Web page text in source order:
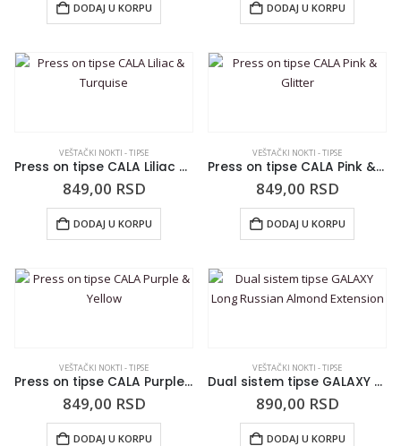
DODAJ U KORPU DODAJ U KORPU
VEŠTAČKI NOKTI - TIPSE
Press on tipse CALA Liliac & Turquise
849,00 RSD
DODAJ U KORPU
VEŠTAČKI NOKTI - TIPSE
Press on tipse CALA Pink & Glitter
849,00 RSD
DODAJ U KORPU
VEŠTAČKI NOKTI - TIPSE
Press on tipse CALA Purple & Yellow
849,00 RSD
DODAJ U KORPU
VEŠTAČKI NOKTI - TIPSE
Dual sistem tipse GALAXY Long Russian Almond Extension
890,00 RSD
DODAJ U KORPU